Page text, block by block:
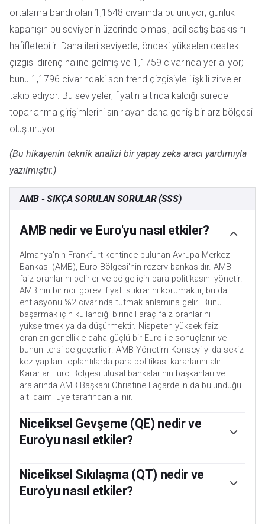
ortalama bandı olan 1,1648 civarında bulunuyor; günlük
kapanışın bu seviyenin üzerinde olması, acil satış baskısını
hafifletebilir. Daha ileri seviyede, önceki yükselen destek
çizgisi direnç haline gelmiş ve 1,1759 civarında yer alıyor;
bunu 1,1796 civarındaki son trend çizgisiyle ilişkili zirveler
takip ediyor. Bu seviyeler, fiyatın altında kaldığı sürece
toparlanma girişimlerini sınırlayan daha geniş bir arz bölgesi
oluşturuyor.
(Bu hikayenin teknik analizi bir yapay zeka aracı yardımıyla
yazılmıştır.)
AMB - SIKÇA SORULAN SORULAR (SSS)
AMB nedir ve Euro'yu nasıl etkiler?
Almanya'nın Frankfurt kentinde bulunan Avrupa Merkez
Bankası (AMB), Euro Bölgesi'nin rezerv bankasıdır. AMB
faiz oranlarını belirler ve bölge için para politikasını yönetir.
AMB'nin birincil görevi fiyat istikrarını korumaktır, bu da
enflasyonu %2 civarında tutmak anlamına gelir. Bunu
başarmak için kullandığı birincil araç faiz oranlarını
yükseltmek ya da düşürmektir. Nispeten yüksek faiz
oranları genellikle daha güçlü bir Euro ile sonuçlanır ve
bunun tersi de geçerlidir. AMB Yönetim Konseyi yılda sekiz
kez yapılan toplantılarda para politikası kararlarını alır.
Kararlar Euro Bölgesi ulusal bankalarının başkanları ve
aralarında AMB Başkanı Christine Lagarde'ın da bulunduğu
altı daimi üye tarafından alınır.
Niceliksel Gevşeme (QE) nedir ve
Euro'yu nasıl etkiler?
Gevşeme adı verilen bir politika aracını devreye sokabilir.
QE, AMB'nin Euro basarak bunları bankalardan ve diğer
finans kuruluşlarından varlık (genellikle devlet veya şirket
Niceliksel Sıkılaşma (QT) nedir ve
Euro'yu nasıl etkiler?
ekonomik toparlanma başladığında ve enflasyon